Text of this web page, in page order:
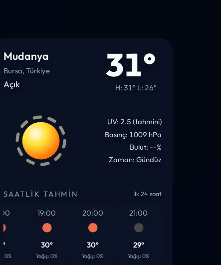
Mudanya
Bursa, Türkiye
Açık 31°
H: 31° L: 26°
UV: 2.5 (tahmini)
Basınç: 1009 hPa
Bulut: --%
Zaman: Gündüz
SAATLIK TAHMIN İlk 24 saat
19:00
30°
Yağış: 0%
20:00
30°
Yağış: 0%
21:00
29°
Yağış: 0%